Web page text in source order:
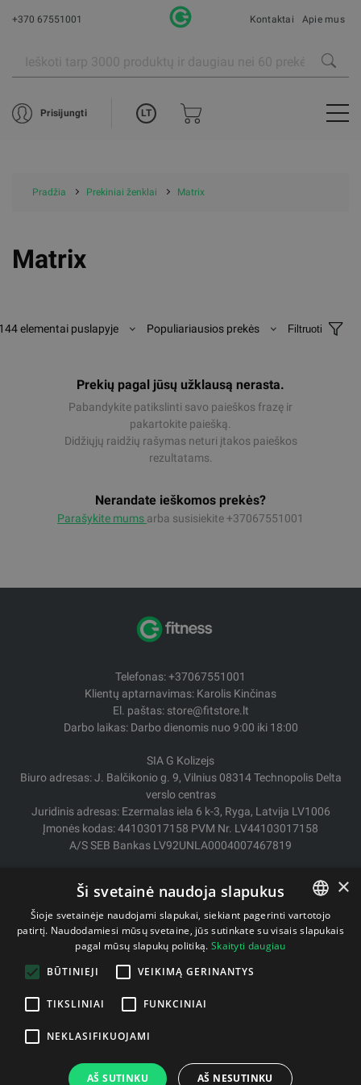
+370 67551001 Kontaktai Apie mus
Prisijungti LT
Pradžia Prekiniai ženklai Matrix
Matrix
elementai puslapyje Populiariausios prekės Filtruoti
Prekių pagal jūsų užklausą nerasta.
Pabandykite patikslinti savo paieškos frazę ir
pakartokite paiešką.
Didžiųjų raidžių rašymas neturi įtakos paieškos
rezultatams.
Nerandate ieškomos prekės?
Parašykite mums arba susisiekite +37067551001
Telefonas: +37067551001
Klientų aptarnavimas: Karolis Kinčinas
El. paštas: store@fitstore.lt
Darbo laikas: Darbo dienomis nuo 9:00 iki 18:00
SIA G Kolizejs
Biuro adresas: J. Balčikonio g. 9, Vilnius 08314 Technopolis Delta
verslo centras
Juridinis adresas: Ezermalas iela 6 k-3, Ryga, Latvija LV1006
Įmonės kodas: 44103017158 PVM Nr. LV44103017158
A/S SEB Bankas LV92UNLA0004007467819
Mokėjimo būdai
Pirkimo sąlygos
Kontaktai
Privatumo politika
LITHUANIAN
×
Ši svetainė naudoja slapukus
Šioje svetainėje naudojami slapukai, siekiant pagerinti vartotojo
patirtį. Naudodamiesi mūsų svetaine, jūs sutinkate su visais slapukais
pagal mūsų slapukų politiką. Skaityti daugiau
BŪTINIEJI
VEIKIMĄ GERINANTYS
TIKSLINIAI FUNKCINIAI
NEKLASIFIKUOJAMI
AŠ SUTINKU AŠ NESUTINKU